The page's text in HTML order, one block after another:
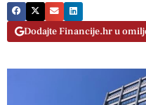
Dodajte Financije.hr u